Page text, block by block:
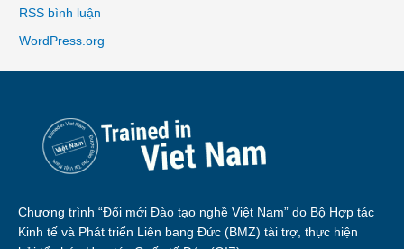
RSS bình luận
WordPress.org
Chương trình “Đổi mới Đào tạo nghề Việt Nam” do Bộ Hợp tác
Kinh tế và Phát triển Liên bang Đức (BMZ) tài trợ, thực hiện